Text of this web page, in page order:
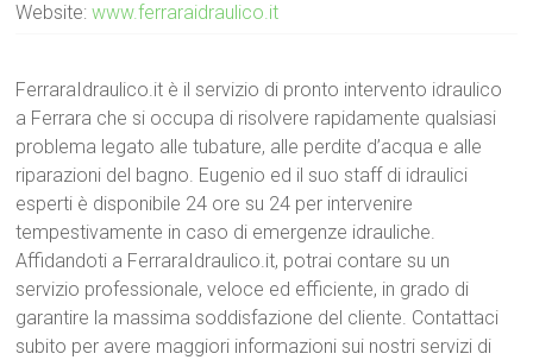
Website:www.ferraraidraulico.it
FerraraIdraulico.it è il servizio di pronto intervento idraulico
a Ferrara che si occupa di risolvere rapidamente qualsiasi
problema legato alle tubature, alle perdite d’acqua e alle
riparazioni del bagno. Eugenio ed il suo staff di idraulici
esperti è disponibile 24 ore su 24 per intervenire
tempestivamente in caso di emergenze idrauliche.
Affidandoti a FerraraIdraulico.it, potrai contare su un
servizio professionale, veloce ed efficiente, in grado di
garantire la massima soddisfazione del cliente. Contattaci
subito per avere maggiori informazioni sui nostri servizi di